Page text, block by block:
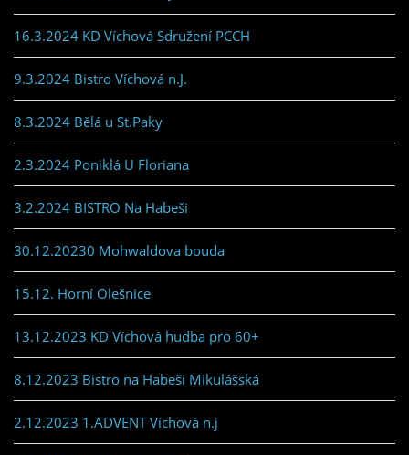
16.3.2024 KD Víchová Sdružení PCCH
9.3.2024 Bistro Víchová n.J.
8.3.2024 Bělá u St.Paky
2.3.2024 Poniklá U Floriana
3.2.2024 BISTRO Na Habeši
30.12.20230 Mohwaldova bouda
15.12. Horní Olešnice
13.12.2023 KD Víchová hudba pro 60+
8.12.2023 Bistro na Habeši Mikulášská
2.12.2023 1.ADVENT Víchová n.j